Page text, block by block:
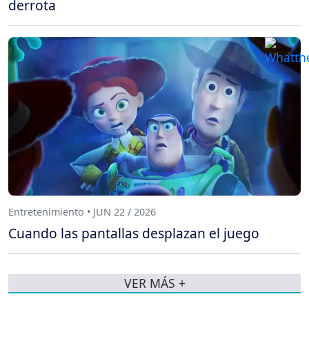
derrota
Entretenimiento • JUN 22 / 2026
Cuando las pantallas desplazan el juego
VER MÁS +